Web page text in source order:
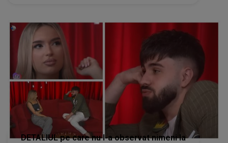
DETALIUL pe care nu l-a observat nimeni la